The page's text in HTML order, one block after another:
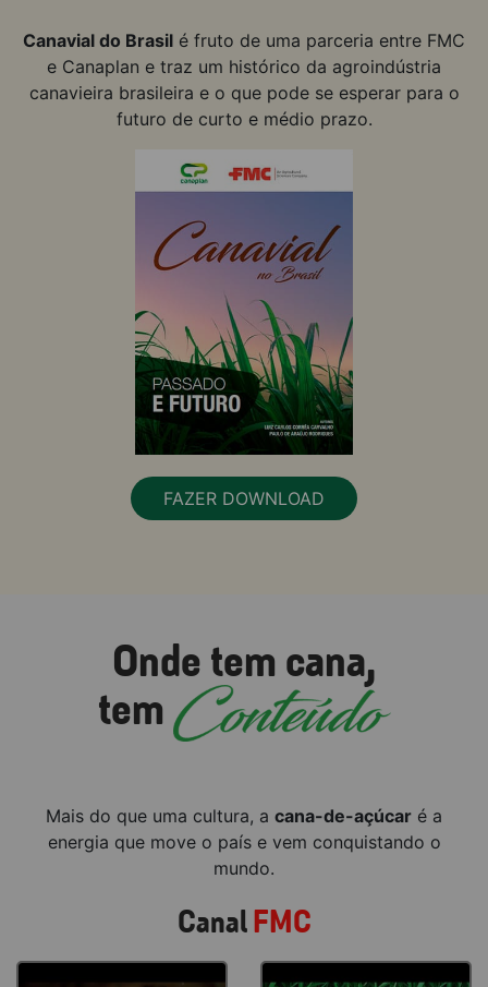
Canavial do Brasil é fruto de uma parceria entre FMC
e Canaplan e traz um histórico da agroindústria
canavieira brasileira e o que pode se esperar para o
futuro de curto e médio prazo.
FAZER DOWNLOAD
Onde tem cana,
tem
Mais do que uma cultura, a cana-de-açúcar é a
energia que move o país e vem conquistando o
mundo.
Canal FMC